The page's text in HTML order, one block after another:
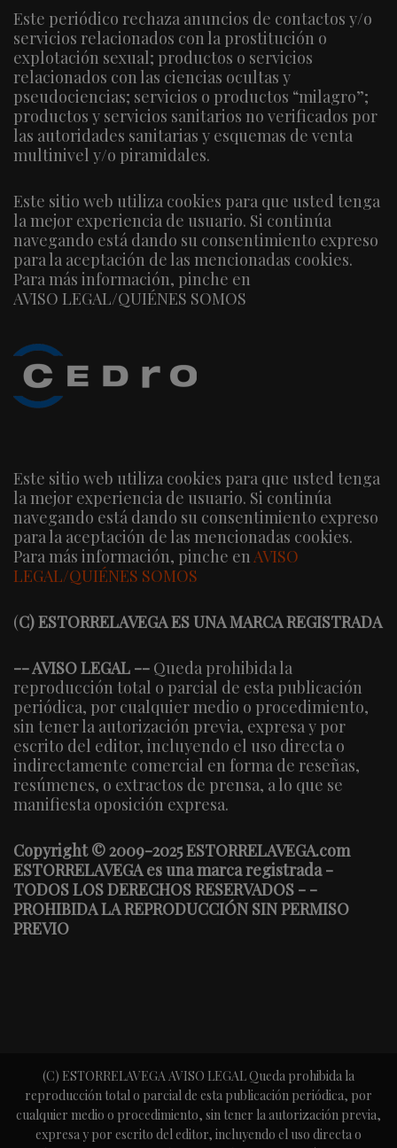
Este periódico rechaza anuncios de contactos y/o
servicios relacionados con la prostitución o
explotación sexual; productos o servicios
relacionados con las ciencias ocultas y
pseudociencias; servicios o productos “milagro”;
productos y servicios sanitarios no verificados por
las autoridades sanitarias y esquemas de venta
multinivel y/o piramidales.
Este sitio web utiliza cookies para que usted tenga
la mejor experiencia de usuario. Si continúa
navegando está dando su consentimiento expreso
para la aceptación de las mencionadas cookies.
Para más información, pinche en
AVISO LEGAL/QUIÉNES SOMOS
Este sitio web utiliza cookies para que usted tenga
la mejor experiencia de usuario. Si continúa
navegando está dando su consentimiento expreso
para la aceptación de las mencionadas cookies.
Para más información, pinche en AVISO
LEGAL/QUIÉNES SOMOS
(C) ESTORRELAVEGA ES UNA MARCA REGISTRADA
-- AVISO LEGAL -- Queda prohibida la
reproducción total o parcial de esta publicación
periódica, por cualquier medio o procedimiento,
sin tener la autorización previa, expresa y por
escrito del editor, incluyendo el uso directa o
indirectamente comercial en forma de reseñas,
resúmenes, o extractos de prensa, a lo que se
manifiesta oposición expresa.
Copyright © 2009-2025 ESTORRELAVEGA.com
ESTORRELAVEGA es una marca registrada -
TODOS LOS DERECHOS RESERVADOS - -
PROHIBIDA LA REPRODUCCIÓN SIN PERMISO
PREVIO
(C) ESTORRELAVEGA AVISO LEGAL Queda prohibida la
reproducción total o parcial de esta publicación periódica, por
cualquier medio o procedimiento, sin tener la autorización previa,
expresa y por escrito del editor, incluyendo el uso directa o